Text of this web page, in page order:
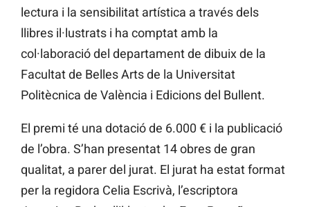
lectura i la sensibilitat artística a través dels
llibres il·lustrats i ha comptat amb la
col·laboració del departament de dibuix de la
Facultat de Belles Arts de la Universitat
Politècnica de València i Edicions del Bullent.
El premi té una dotació de 6.000 € i la publicació
de l’obra. S’han presentat 14 obres de gran
qualitat, a parer del jurat. El jurat ha estat format
per la regidora Celia Escrivà, l’escriptora